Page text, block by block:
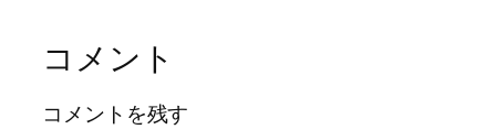
コメント
コメントを残す